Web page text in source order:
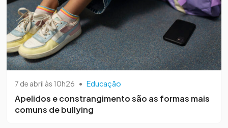
7 de abril às 10h26 • Educação
Apelidos e constrangimento são as formas mais
comuns de bullying